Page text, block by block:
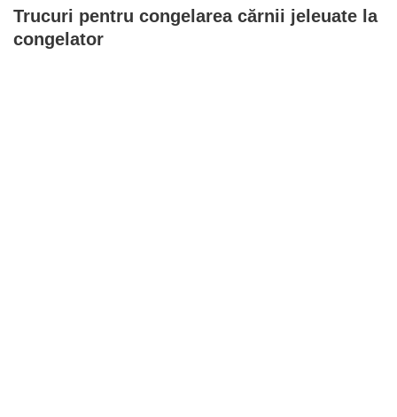
Trucuri pentru congelarea cărnii jeleuate la
congelator